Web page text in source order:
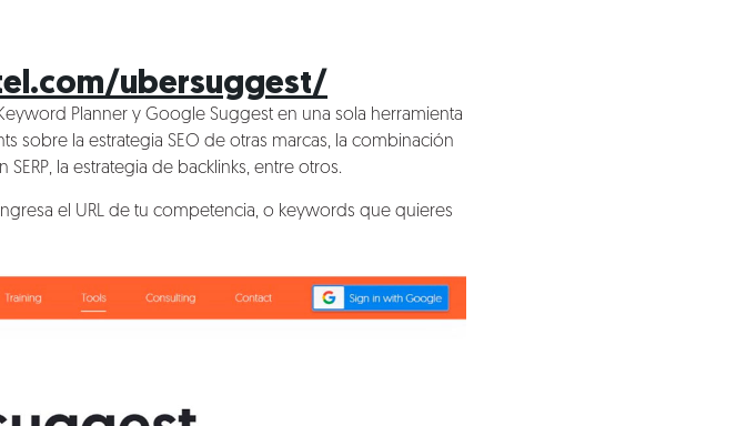
ubersuggest/
Planner y Google Suggest en una sola herramienta
sobre la estrategia SEO de otras marcas, la combinación
la estrategia de backlinks, entre otros.
el URL de tu competencia, o keywords que quieres